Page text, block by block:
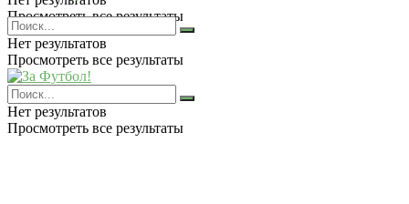
Просмотреть все результаты
Нет результатов
Просмотреть все результаты
Нет результатов
Просмотреть все результаты